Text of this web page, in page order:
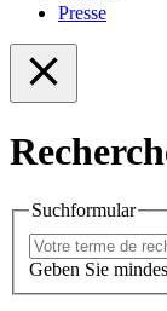
Presse
Suchformular
Geben Sie